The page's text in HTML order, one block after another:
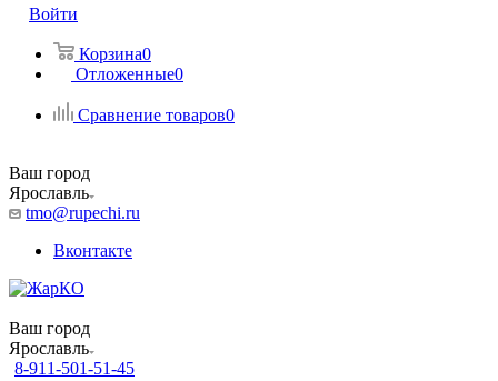
Войти
Корзина0
Отложенные0
Сравнение товаров0
Ваш город
Ярославль
tmo@rupechi.ru
Вконтакте
Ваш город
Ярославль
8-911-501-51-45